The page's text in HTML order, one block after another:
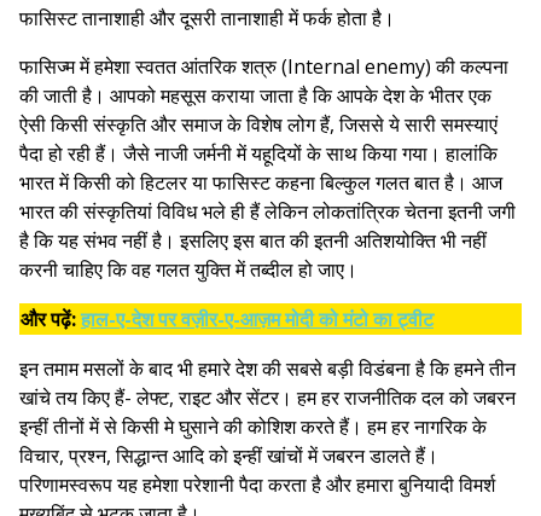
फासिस्ट तानाशाही और दूसरी तानाशाही में फर्क होता है।
फासिज्म में हमेशा स्वतत आंतरिक शत्रु (Internal enemy) की कल्पना
की जाती है। आपको महसूस कराया जाता है कि आपके देश के भीतर एक
ऐसी किसी संस्कृति और समाज के विशेष लोग हैं, जिससे ये सारी समस्याएं
पैदा हो रही हैं। जैसे नाजी जर्मनी में यहूदियों के साथ किया गया। हालांकि
भारत में किसी को हिटलर या फासिस्ट कहना बिल्कुल गलत बात है। आज
भारत की संस्कृतियां विविध भले ही हैं लेकिन लोकतांत्रिक चेतना इतनी जगी
है कि यह संभव नहीं है। इसलिए इस बात की इतनी अतिशयोक्ति भी नहीं
करनी चाहिए कि वह गलत युक्ति में तब्दील हो जाए।
और पढ़ें:हाल-ए-देश पर वज़ीर-ए-आज़म मोदी को मंटो का ट्वीट
इन तमाम मसलों के बाद भी हमारे देश की सबसे बड़ी विडंबना है कि हमने तीन
खांचे तय किए हैं- लेफ्ट, राइट और सेंटर। हम हर राजनीतिक दल को जबरन
इन्हीं तीनों में से किसी मे घुसाने की कोशिश करते हैं। हम हर नागरिक के
विचार, प्रश्न, सिद्धान्त आदि को इन्हीं खांचों में जबरन डालते हैं।
परिणामस्वरूप यह हमेशा परेशानी पैदा करता है और हमारा बुनियादी विमर्श